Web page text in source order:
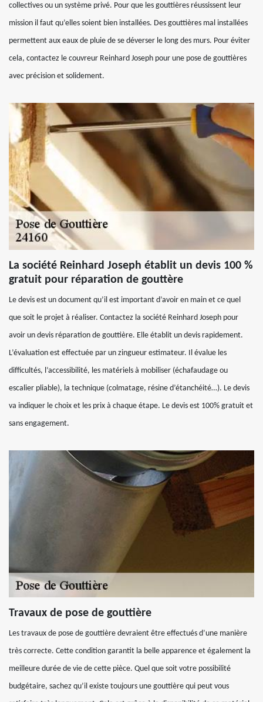
collectives ou un système privé. Pour que les gouttières réussissent leur
mission il faut qu’elles soient bien installées. Des gouttières mal installées
permettent aux eaux de pluie de se déverser le long des murs. Pour éviter
cela, contactez le couvreur Reinhard Joseph pour une pose de gouttières
avec précision et solidement.
La société Reinhard Joseph établit un devis 100 %
gratuit pour réparation de gouttère
Le devis est un document qu’il est important d’avoir en main et ce quel
que soit le projet à réaliser. Contactez la société Reinhard Joseph pour
avoir un devis réparation de gouttière. Elle établit un devis rapidement.
L’évaluation est effectuée par un zingueur estimateur. Il évalue les
difficultés, l’accessibilité, les matériels à mobiliser (échafaudage ou
escalier pliable), la technique (colmatage, résine d’étanchéité…). Le devis
va indiquer le choix et les prix à chaque étape. Le devis est 100% gratuit et
sans engagement.
Travaux de pose de gouttière
Les travaux de pose de gouttière devraient être effectués d’une manière
très correcte. Cette condition garantit la belle apparence et également la
meilleure durée de vie de cette pièce. Quel que soit votre possibilité
budgétaire, sachez qu’il existe toujours une gouttière qui peut vous